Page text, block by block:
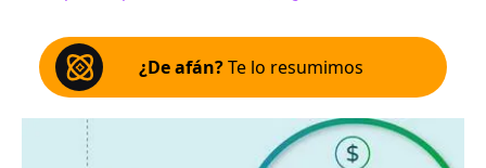
¿De afán?Te lo resumimos